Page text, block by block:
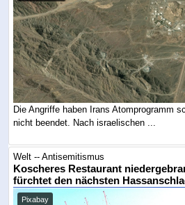
Die Angriffe haben Irans Atomprogramm
nicht beendet. Nach israelischen ...
Welt -- Antisemitismus
Koscheres Restaurant
fürchtet den nächsten
Pixabay